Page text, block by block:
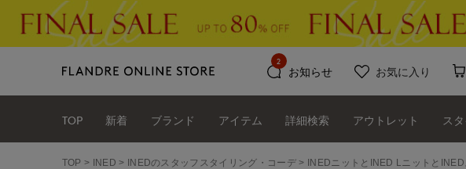
お知らせ
2
お気に入り
TOP 新着 ブランド アイテム 詳細検索 アウトレット ス
TOP INED INEDのスタッフスタイリング・コーデ INEDニットとINED Lニットと